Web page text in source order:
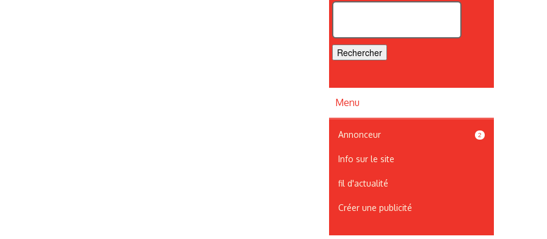
Menu
Annonceur 2
Info sur le site
fil d'actualité
Créer une publicité